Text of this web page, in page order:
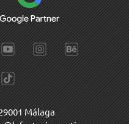
Málaga